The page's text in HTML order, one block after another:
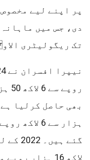
پر اپنے لیے
تک ریگولیٹری
ہزار سے 6